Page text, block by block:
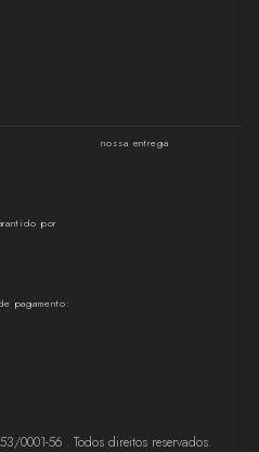
nossa entrega
por
pagamento:
0001-56 . Todos direitos reservados.